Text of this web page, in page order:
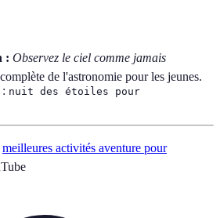
: Observez le ciel comme jamais
de l'astronomie pour les jeunes.
nuit des étoiles pour
meilleures activités aventure pour